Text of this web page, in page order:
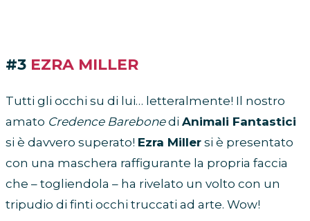
#3 EZRA MILLER
Tutti gli occhi su di lui… letteralmente! Il nostro
amato Credence Barebonedi Animali Fantastici
si è davvero superato! Ezra Miller si è presentato
con una maschera raffigurante la propria faccia
che – togliendola – ha rivelato un volto con un
tripudio di finti occhi truccati ad arte. Wow!